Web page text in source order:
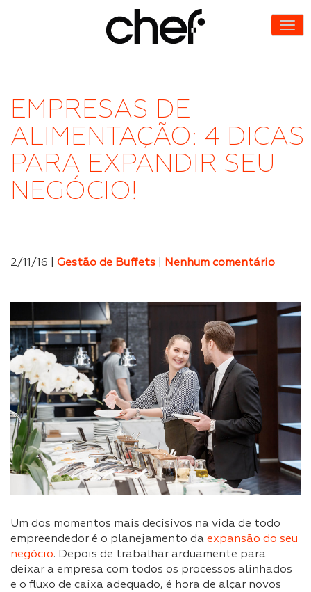
EMPRESAS DE
ALIMENTAÇÃO: 4 DICAS
PARA EXPANDIR SEU
NEGÓCIO!
2/11/16 | Gestão de Buffets Nenhum comentário
Um dos momentos mais decisivos na vida de todo
empreendedor é o planejamento da expansão do seu
negócio. Depois de trabalhar arduamente para
deixar a empresa com todos os processos alinhados
e o fluxo de caixa adequado, é hora de alçar novos